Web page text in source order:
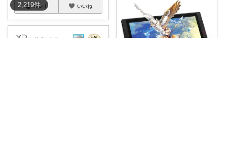
2,219件
コレ いいね